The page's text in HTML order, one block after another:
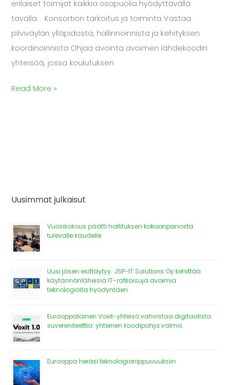
erilaiset toimijat kaikkia osapuolia hyödyttävällä
tavalla. Konsortion tarkoitus ja toiminta Vastaa
pilviväylän ylläpidosta, hallinnoinnista ja kehityksen
koordinoinnista Ohjaa avointa avoimen lähdekoodin
yhteisöä, jossa koulutuksen
Read More »
Uusimmat julkaisut
Vuosikokous päätti hallituksen kokoonpanosta
tulevalle kaudelle
Uusi jäsen esittäytyy: JSP-IT Solutions Oy kehittää
käytännönläheisiä IT-ratkaisuja avoimia
teknologioita hyödyntäen
Eurooppalainen Voxit-yhteisö vahvistaa digitaalista
suvereniteettia: yhteinen koodipohja valmis
Eurooppa heräsi teknologiariippuvuuksiin